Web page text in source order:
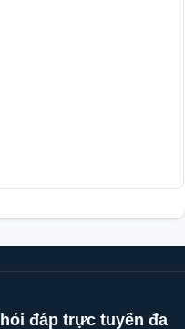
đáp trực tuyến đa